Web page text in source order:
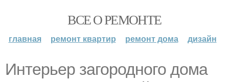
ВСЕ О РЕМОНТЕ
главная ремонт квартир ремонт дома дизайн
Интерьер загородного дома